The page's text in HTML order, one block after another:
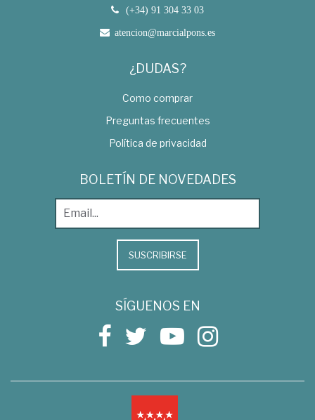
(+34) 91 304 33 03
atencion@marcialpons.es
¿DUDAS?
Como comprar
Preguntas frecuentes
Política de privacidad
BOLETÍN DE NOVEDADES
SUSCRIBIRSE
SÍGUENOS EN